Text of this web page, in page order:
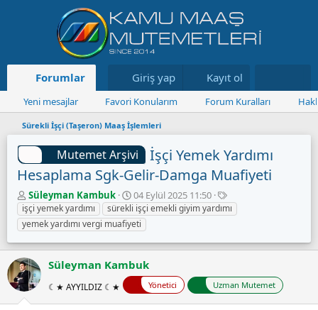
Forumlar Neler yeni Kaynaklar
Giriş yap Kayıt ol
Yeni mesajlar Favori Konularım Forum Kuralları
Sürekli İşçi (Taşeron) Maaş İşlemleri
Mutemet Arşivi
İşçi Yemek Yardımı
Hesaplama Sgk-Gelir-Damga Muafiyeti
K
o
n
u
y
u
B
a
Süleyman Kambuk
B
a
ş
l
a
g
ç
04 Eylül 2025 11:50
E
t
i
e
e
r
işçi yemek yardımı
sürekli işçi emekli giyim yardımı
yemek yardımı vergi muafiyeti
Süleyman Kambuk
☾★ AYYILDIZ ☾★ Yönetici Uzman Mutemet